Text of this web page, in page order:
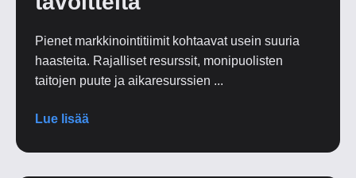
Pienet markkinointitiimit kohtaavat usein suuria
haasteita. Rajalliset resurssit, monipuolisten
taitojen puute ja aikaresurssien ...
Lue lisää